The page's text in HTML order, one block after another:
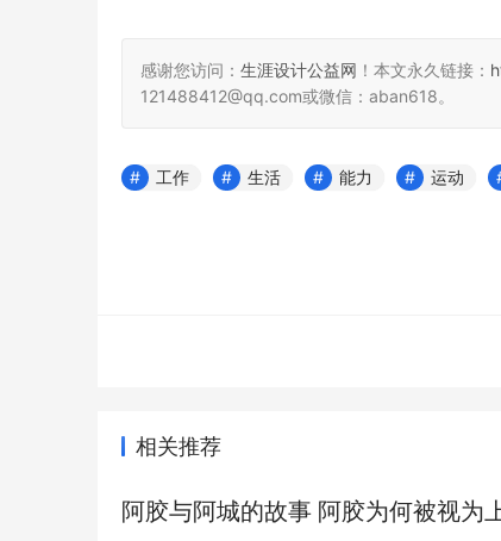
感谢您访问： 生涯设计公益网 ！本文永久链接：
121488412@qq.com或微信：aban618。
工作 生活 能力 运动
相关推荐
阿胶与阿城的故事 阿胶为何被视为